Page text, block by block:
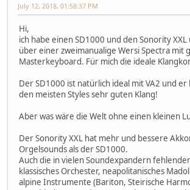
July 12, 2018, 01:58:37 PM
Hi,
ich habe einen SD1000 und den Sonority XXL
über einer zweimanualige Wersi Spectra mit
Masterkeyboard. Für mich die ideale
Der SD1000 ist natürlich ideal mit VA2 und
den meisten Styles sehr guten Klang!
Aber was wäre die Welt ohne einen kleinen
Der Sonority XXL hat mehr und bessere
Orgelsounds als der SD1000.
Auch die in vielen Soundexpandern
klassisches Orchester, neapolitanisches
alpine Instrumente (Bariton, Steirische